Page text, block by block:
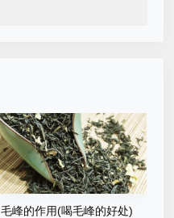
毛峰的作用(喝毛峰的好处)